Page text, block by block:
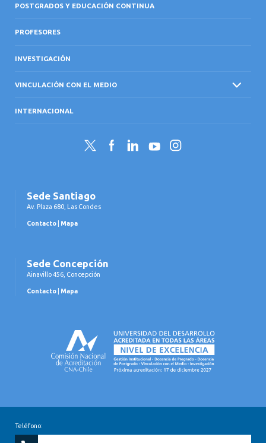
POSTGRADOS Y EDUCACIÓN CONTINUA
PROFESORES
INVESTIGACIÓN
VINCULACIÓN CON EL MEDIO
INTERNACIONAL
Twitter FacebookLinkedInYouTubeInstagram
Sede Santiago
Av. Plaza 680, Las Condes
Contacto Mapa
Sede Concepción
Ainavillo 456, Concepción
Contacto Mapa
Teléfono: